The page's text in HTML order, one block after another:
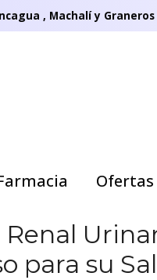
, Machalí y Graneros
Ofertas
para su